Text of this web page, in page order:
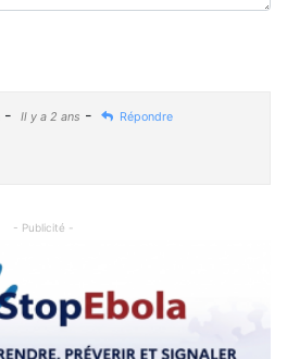
- Il y a 2 ans - Répondre
- Publicité -